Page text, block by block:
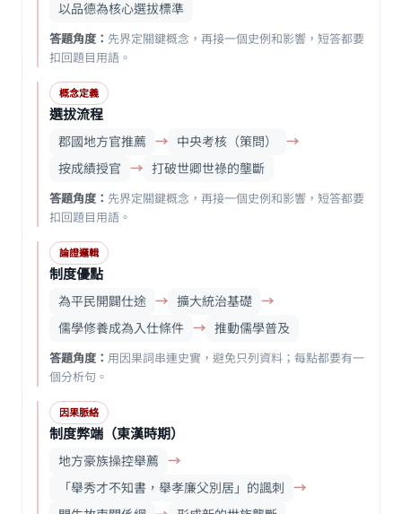
以品德為核心選拔標準
答題角度： 先界定關鍵概念，再接一個史例和影響，短答都要
扣回題目用語。
概念定義
選拔流程
郡國地方官推薦 → 中央考核（策問）
→
按成績授官
→ 打破世卿世祿的壟斷
答題角度： 先界定關鍵概念，再接一個史例和影響，短答都要
扣回題目用語。
論證邏輯
制度優點
為平民開闢仕途 → 擴大統治基礎 →
儒學修養成為入仕條件 → 推動儒學普及
答題角度： 用因果詞串連史實，避免只列資料；每點都要有一
個分析句。
因果脈絡
制度弊端（東漢時期）
地方豪族操控舉薦
→
「舉秀才不知書，舉孝廉父別居」的諷刺
→